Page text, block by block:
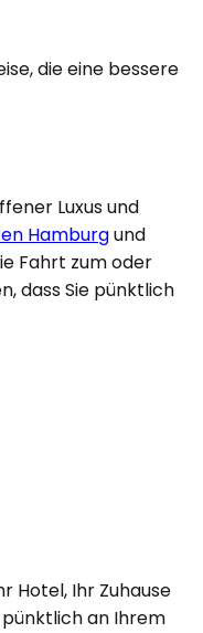
die eine bessere
Luxus und
Hamburgund
Fahrt zum oder
dass Sie pünktlich
Hotel, Ihr Zuhause
an Ihrem